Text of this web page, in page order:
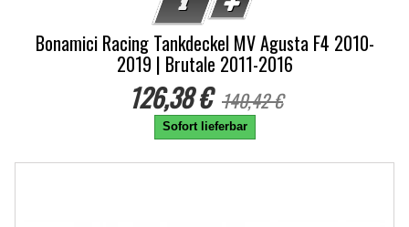
Bonamici Racing Tankdeckel MV Agusta F4 2010-
2019 | Brutale 2011-2016
126,38 € 140,42 €
Sofort lieferbar